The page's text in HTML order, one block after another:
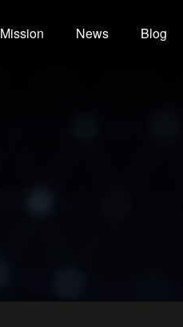
Mission News Blog